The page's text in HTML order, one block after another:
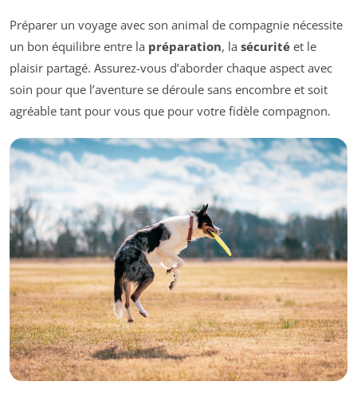
Préparer un voyage avec son animal de compagnie nécessite
un bon équilibre entre la préparation, la sécurité et le
plaisir partagé. Assurez-vous d’aborder chaque aspect avec
soin pour que l’aventure se déroule sans encombre et soit
agréable tant pour vous que pour votre fidèle compagnon.